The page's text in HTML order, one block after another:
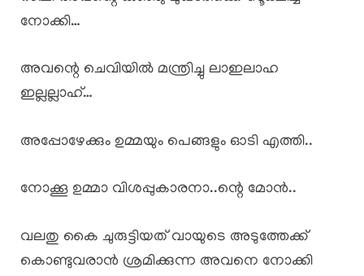
നോക്കി…
അവന്റെ ചെവിയിൽ മന്ത്രിച്ചു ലാഇലാഹ
ഇല്ലല്ലാഹ്…
അപ്പോഴേക്കും ഉമ്മയും പെങ്ങളും ഓടി എത്തി..
നോക്കൂ ഉമ്മാ വിശപ്പുകാരനാ..ന്റെ മോൻ..
വലതു കൈ ചുരുട്ടിയത് വായുടെ അടുത്തേക്ക്
കൊണ്ടുവരാൻ ശ്രമിക്കുന്ന അവനെ നോക്കി